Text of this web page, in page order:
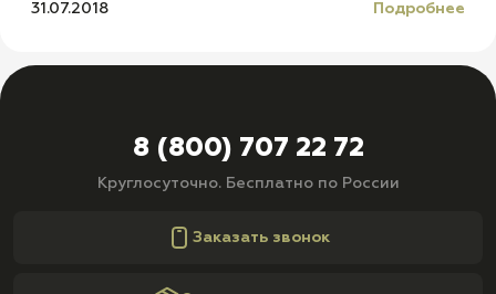
31.07.2018 Подробнее
8 (800) 707 22 72
Круглосуточно. Бесплатно по России
Заказать звонок